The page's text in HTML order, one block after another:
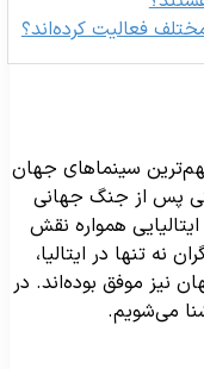
فعالیت کرده‌اند؟
سینماهای جهان
پس از جنگ جهانی
همواره نقش
نه تنها در ایتالیا،
نیز موفق بوده‌اند. در